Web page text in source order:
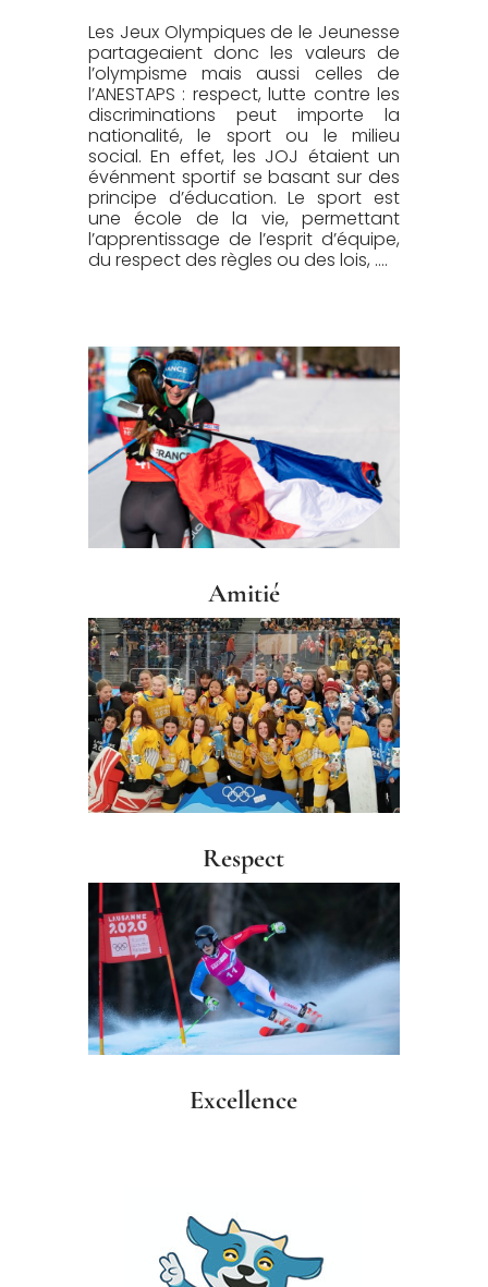
Les Jeux Olympiques de le Jeunesse
partageaient donc les valeurs de
l’olympisme mais aussi celles de
l’ANESTAPS : respect, lutte contre les
discriminations peut importe la
nationalité, le sport ou le milieu
social. En effet, les JOJ étaient un
événment sportif se basant sur des
principe d’éducation. Le sport est
une école de la vie, permettant
l’apprentissage de l’esprit d’équipe,
du respect des règles ou des lois, ….
Amitié
Respect
Excellence